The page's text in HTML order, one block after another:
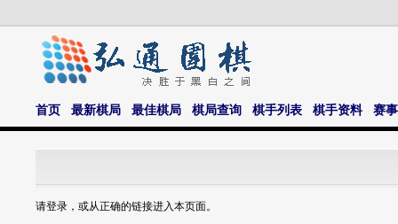
首页 最新棋局 最佳棋局 棋局查询 棋手列表 棋手资料 赛
请登录，或从正确的链接进入本页面。